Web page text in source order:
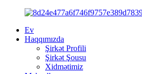
Ev
Haqqımızda
Şirkət Profili
Şirkət Şousu
Xidmətimiz